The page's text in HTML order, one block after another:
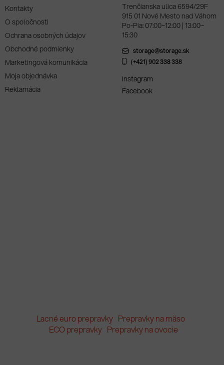
Kontakty
O spoločnosti
Ochrana osobných údajov
Obchodné podmienky
Marketingová komunikácia
Moja objednávka
Reklamácia
Trenčianska ulica 6594/29F
915 01 Nové Mesto nad Váhom
Po-Pia: 07:00–12:00 | 13:00–
15:30
storage@storage.sk
(+421) 902 338 338
Instagram
Facebook
Lacné euro prepravky Prepravky na mäso
ECO prepravky Prepravky na ovocie